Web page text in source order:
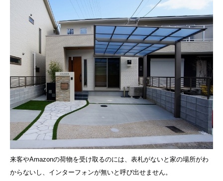
来客やAmazonの荷物を受け取るのには、表札がないと家の場所がわ
からないし、インターフォンが無いと呼び出せません。